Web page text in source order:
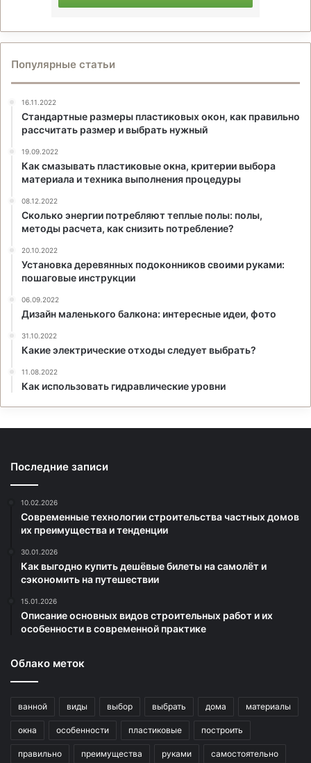
Популярные статьи
16.11.2022
Стандартные размеры пластиковых окон, как правильно
рассчитать размер и выбрать нужный
19.09.2022
Как смазывать пластиковые окна, критерии выбора
материала и техника выполнения процедуры
08.12.2022
Сколько энергии потребляют теплые полы: полы,
методы расчета, как снизить потребление?
20.10.2022
Установка деревянных подоконников своими руками:
пошаговые инструкции
06.09.2022
Дизайн маленького балкона: интересные идеи, фото
31.10.2022
Какие электрические отходы следует выбрать?
11.08.2022
Как использовать гидравлические уровни
Последние записи
10.02.2026
Современные технологии строительства частных домов
их преимущества и тенденции
30.01.2026
Как выгодно купить дешёвые билеты на самолёт и
сэкономить на путешествии
15.01.2026
Описание основных видов строительных работ и их
особенности в современной практике
Облако меток
ванной виды выбор выбрать дома материалы
окна особенности пластиковые построить
правильно преимущества руками самостоятельно